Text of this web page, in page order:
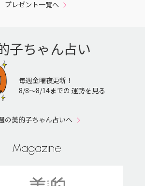
プレゼント一覧へ
子ちゃん占い
毎週金曜夜更新！
8/8〜8/14までの 運勢を見る
の美的子ちゃん占いへ
Magazine